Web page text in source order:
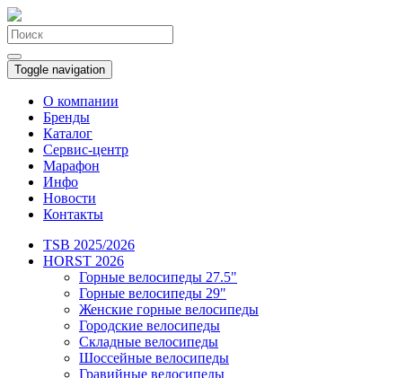
Toggle navigation
О компании
Бренды
Каталог
Сервис-центр
Марафон
Инфо
Новости
Контакты
TSB 2025/2026
HORST 2026
Горные велосипеды 27.5"
Горные велосипеды 29"
Женские горные велосипеды
Городские велосипеды
Складные велосипеды
Шоссейные велосипеды
Гравийные велосипеды